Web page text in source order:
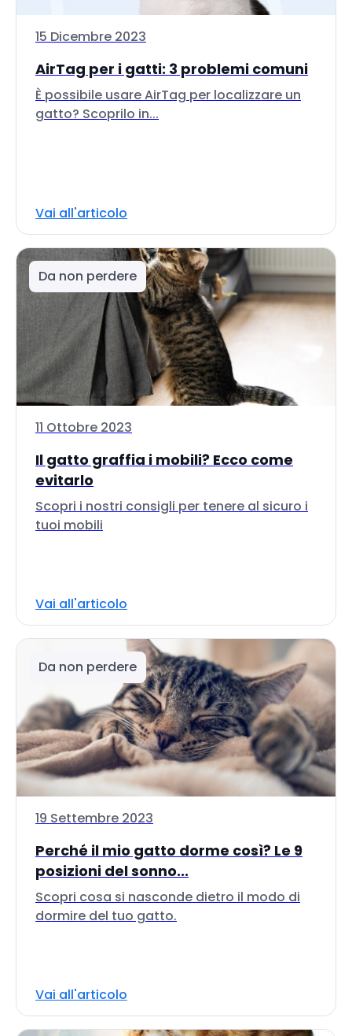
15 Dicembre 2023
AirTag per i gatti: 3 problemi comuni
È possibile usare AirTag per localizzare un
gatto? Scoprilo in...
Vai all'articolo
Da non perdere
11 Ottobre 2023
Il gatto graffia i mobili? Ecco come
evitarlo
Scopri i nostri consigli per tenere al sicuro i
tuoi mobili
Vai all'articolo
Da non perdere
19 Settembre 2023
Perché il mio gatto dorme così? Le 9
posizioni del sonno...
Scopri cosa si nasconde dietro il modo di
dormire del tuo gatto.
Vai all'articolo